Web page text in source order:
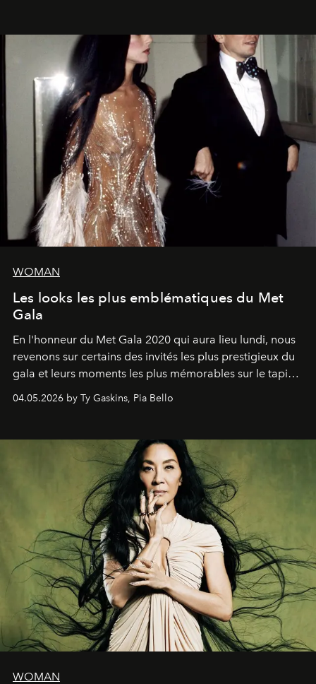
WOMAN
Les looks les plus emblématiques du Met
Gala
En l'honneur du Met Gala 2020 qui aura lieu lundi, nous
revenons sur certains des invités les plus prestigieux du
gala et leurs moments les plus mémorables sur le tapis
04.05.2026 by Ty Gaskins, Pia Bello
WOMAN